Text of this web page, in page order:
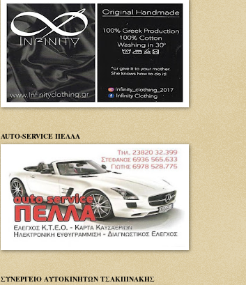
AUTO-SERVICE ΠΕΛΛΑ
ΣΥΝΕΡΓΕΙΟ ΑΥΤΟΚΙΝΗΤΩΝ ΤΣΑΚΠΙΝΑΚΗΣ